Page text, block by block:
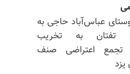
عباس‌آباد حاجی به
تفتان به تخریب
اعتراضی صنف